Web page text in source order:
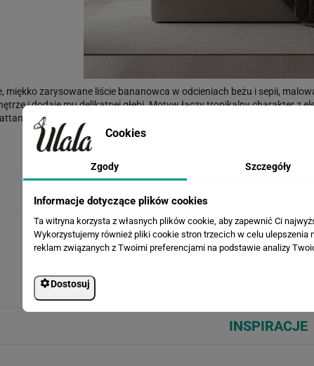
miękko zarysowane liście bananowca w odcieniach beżu i sepii,
i dodaje mu delikatnej głębi. Motyw łączy tropikalny charakter z
i naturalnymi tkaninami, pasując do stylów boho, japandi i
WIZUALIZACJE
Loading...
INSPIRACJE
Cookies
Zgody Szczegóły
Informacje dotyczące plików cookies
Ta witryna korzysta z własnych plików cookie, aby zapewnić Ci
Wykorzystujemy również pliki cookie stron trzecich w celu ulepszenia
reklam związanych z Twoimi preferencjami na podstawie analizy
Dostosuj